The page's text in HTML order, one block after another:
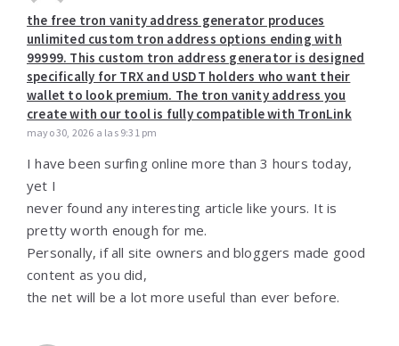
the free tron vanity address generator produces
unlimited custom tron address options ending with
99999. This custom tron address generator is designed
specifically for TRX and USDT holders who want their
wallet to look premium. The tron vanity address you
create with our tool is fully compatible with TronLink
mayo 30, 2026 a las 9:31 pm
I have been surfing online more than 3 hours today,
yet I
never found any interesting article like yours. It is
pretty worth enough for me.
Personally, if all site owners and bloggers made good
content as you did,
the net will be a lot more useful than ever before.